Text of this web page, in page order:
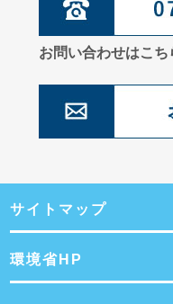
お問い合わせはこち
サイトマップ
環境省HP